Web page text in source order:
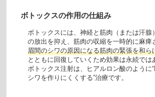
ボトックスの作用の仕組み
ボトックスには、神経と筋肉（または汗
の放出を抑え、筋肉の収縮を一時的に麻痺
眉間のシワの原因になる筋肉の緊張を和ら
とともに回復していくため効果は永続では
ボトックス注射は、ヒアルロン酸のように
シワを作りにくくする”治療です。